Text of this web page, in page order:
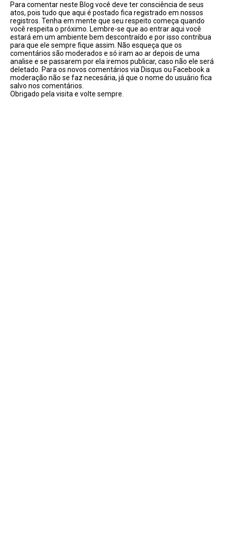
Para comentar neste Blog você deve ter consciência de seus
atos, pois tudo que aqui é postado fica registrado em nossos
registros. Tenha em mente que seu respeito começa quando
você respeita o próximo. Lembre-se que ao entrar aqui você
estará em um ambiente bem descontraído e por isso contribua
para que ele sempre fique assim. Não esqueça que os
comentários são moderados e só iram ao ar depois de uma
analise e se passarem por ela iremos publicar, caso não ele será
deletado. Para os novos comentários via Disqus ou Facebook a
moderação não se faz necesária, já que o nome do usuário fica
salvo nos comentários.
Obrigado pela visita e volte sempre.